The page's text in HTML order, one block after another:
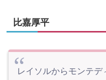
比嘉厚平
レイソルからモンテ